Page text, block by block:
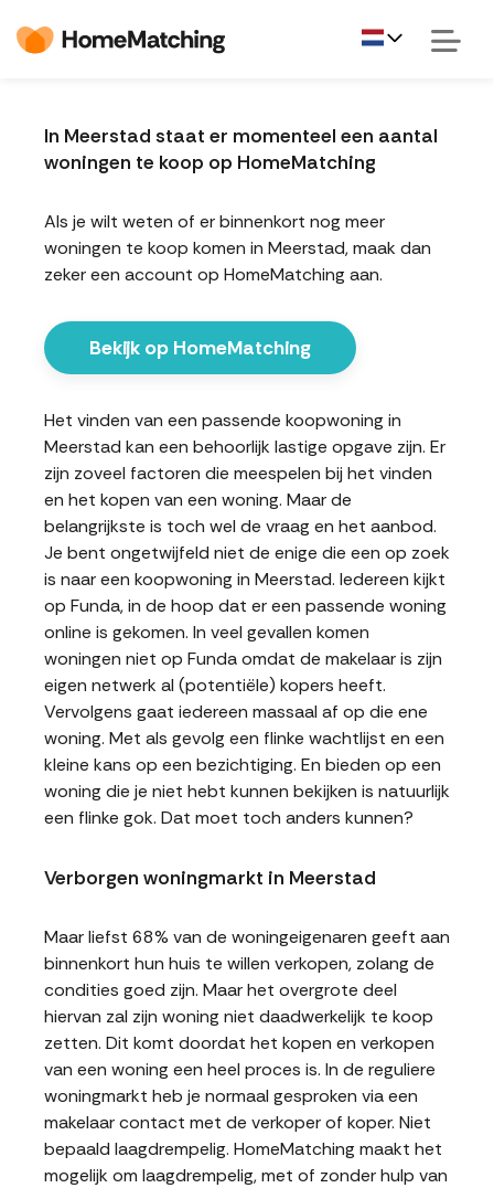
In Meerstad staat er momenteel een aantal
woningen te koop op HomeMatching
Als je wilt weten of er binnenkort nog meer
woningen te koop komen in Meerstad, maak dan
zeker een account op HomeMatching aan.
Bekijk op HomeMatching
Het vinden van een passende koopwoning in
Meerstad kan een behoorlijk lastige opgave zijn. Er
zijn zoveel factoren die meespelen bij het vinden
en het kopen van een woning. Maar de
belangrijkste is toch wel de vraag en het aanbod.
Je bent ongetwijfeld niet de enige die een op zoek
is naar een koopwoning in Meerstad. Iedereen kijkt
op Funda, in de hoop dat er een passende woning
online is gekomen. In veel gevallen komen
woningen niet op Funda omdat de makelaar is zijn
eigen netwerk al (potentiële) kopers heeft.
Vervolgens gaat iedereen massaal af op die ene
woning. Met als gevolg een flinke wachtlijst en een
kleine kans op een bezichtiging. En bieden op een
woning die je niet hebt kunnen bekijken is natuurlijk
een flinke gok. Dat moet toch anders kunnen?
Verborgen woningmarkt in Meerstad
Maar liefst 68% van de woningeigenaren geeft aan
binnenkort hun huis te willen verkopen, zolang de
condities goed zijn. Maar het overgrote deel
hiervan zal zijn woning niet daadwerkelijk te koop
zetten. Dit komt doordat het kopen en verkopen
van een woning een heel proces is. In de reguliere
woningmarkt heb je normaal gesproken via een
makelaar contact met de verkoper of koper. Niet
bepaald laagdrempelig. HomeMatching maakt het
mogelijk om laagdrempelig, met of zonder hulp van